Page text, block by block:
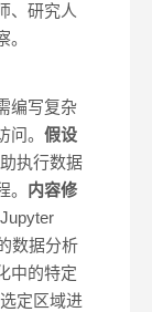
、研究人
编写复杂
。 假设
执行数据
内容修
数据分析
中的特定
定区域进